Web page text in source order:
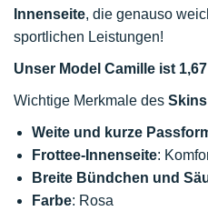
Innenseite, die genauso
sportlichen Leistungen!
Unser Model Camille ist
Wichtige Merkmale des
Weite und kurze
Frottee-Innenseite:
Breite Bündchen und
Farbe: Rosa